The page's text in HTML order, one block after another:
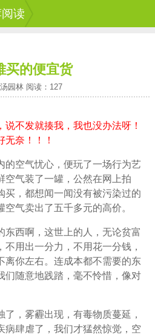
读
买的便宜货
园林 阅读：127
不发就揍我，我也没办法呀！
奈！！！
的空气忧心，便玩了一场行为艺
空气装了一罐，公然在网上拍
买，都想闻一闻没有被污染过的
气卖出了五千多元的高价。
东西啊，这世上的人，无论贫富
用出一分力，不用花一分钱，
离你左右。连成本都不需要的东
们随意地践踏，毫不怜惜，像对
了，雾霾出现，有毒物质蔓延，
病肆虐了，我们才猛然惊觉，空